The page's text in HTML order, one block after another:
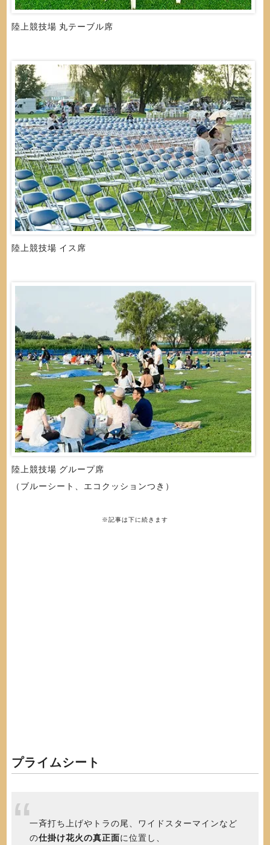
陸上競技場 丸テーブル席
陸上競技場 イス席
陸上競技場 グループ席
（ブルーシート、エコクッションつき）
※記事は下に続きます
プライムシート
一斉打ち上げやトラの尾、ワイドスターマインなど
の仕掛け花火の真正面に位置し、